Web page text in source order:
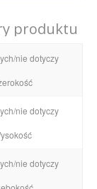
produktu
nie dotyczy
nie dotyczy
nie dotyczy